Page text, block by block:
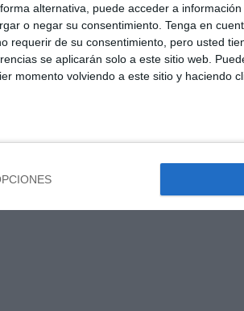
alternativa, puede acceder a
o negar su consentimiento. Tenga en
requerir de su consentimiento, pero usted
se aplicarán solo a este sitio web.
momento volviendo a este sitio y haciendo